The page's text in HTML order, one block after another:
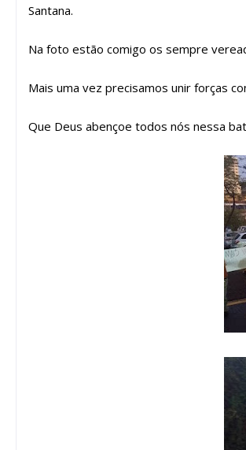
Santana.
Na foto estão comigo os sempre
Mais uma vez precisamos unir forças
Que Deus abençoe todos nós nessa